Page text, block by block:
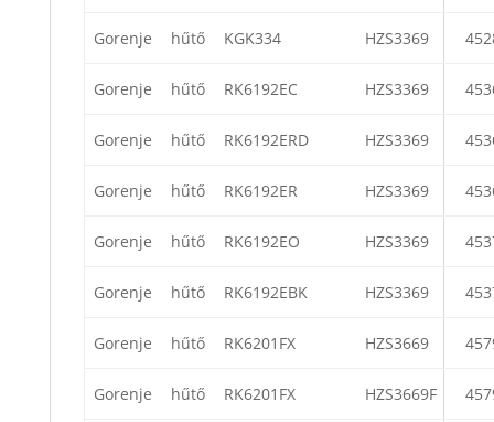
Gorenje hűtő KGK334 HZS3369
Gorenje hűtő RK6192EC HZS3369
Gorenje hűtő RK6192ERD HZS3369
Gorenje hűtő RK6192ER HZS3369
Gorenje hűtő RK6192EO HZS3369
Gorenje hűtő RK6192EBK HZS3369
Gorenje hűtő RK6201FX HZS3669
Gorenje hűtő RK6201FX HZS3669F